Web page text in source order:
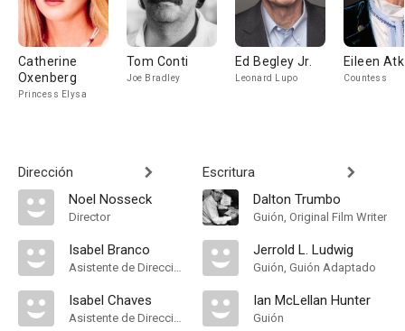
Catherine
Oxenberg
Princess Elysa
Tom Conti
Joe Bradley
Ed Begley Jr.
Leonard Lupo
Eileen
Countess
Dirección
Noel Nosseck
Director
Isabel Branco
Asistente de Dirección
Isabel Chaves
Asistente de Dirección
Escritura
Dalton Trumbo
Guión, Original Film Writer
Jerrold L. Ludwig
Guión, Guión Adaptado
Ian McLellan Hunter
Guión